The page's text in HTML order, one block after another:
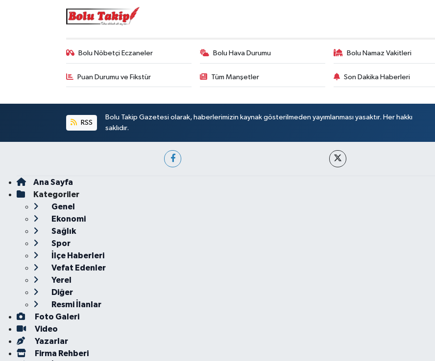
Bolu Nöbetçi Eczaneler Bolu Hava Durumu Bolu Namaz Vakitleri
Puan Durumu ve Fikstür Tüm Manşetler Son Dakika Haberleri
RSS
Bolu Takip Gazetesi olarak, haberlerimizin kaynak gösterilmeden yayımlanması yasaktır. Her hakkı
saklıdır.
Ana Sayfa
Kategoriler
Genel
Ekonomi
Sağlık
Spor
İlçe Haberleri
Vefat Edenler
Yerel
Diğer
Resmi İlanlar
Foto Galeri
Video
Yazarlar
Firma Rehberi